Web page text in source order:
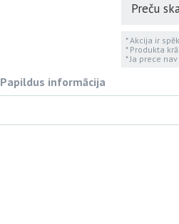
Preču
* Akcija ir
* Produkta
* Ja prece
Papildus informācija